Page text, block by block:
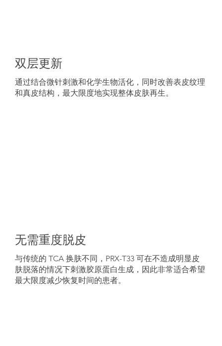
通过结合微针刺激和化学生物活化，同时改善表皮纹理
和真皮结构，最大限度地实现整体皮肤再生。
双层更新
与传统的 TCA 换肤不同，PRX-T33 可在不造成明显皮
肤脱落的情况下刺激胶原蛋白生成，因此非常适合希望
最大限度减少恢复时间的患者。
无需重度脱皮